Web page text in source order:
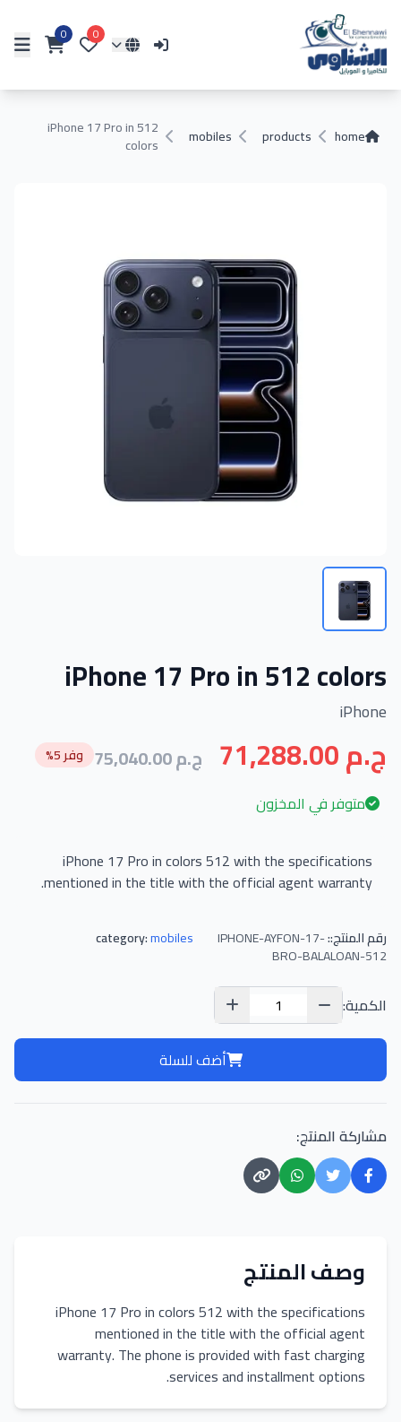
0
0
home
products
mobiles
iPhone 17 Pro in 512
colors
iPhone 17 Pro in 512 colors
iPhone
71,288.00 ج.م 75,040.00 ج.م وفر 5%
متوفر في المخزون
iPhone 17 Pro in colors 512 with the specifications
mentioned in the title with the official agent warranty.
رقم المنتج::IPHONE-AYFON-17-
BRO-BALALOAN-512
category:mobiles
الكمية:
أضف للسلة
مشاركة المنتج:
وصف المنتج
iPhone 17 Pro in colors 512 with the specifications
mentioned in the title with the official agent
warranty. The phone is provided with fast charging
services and installment options.